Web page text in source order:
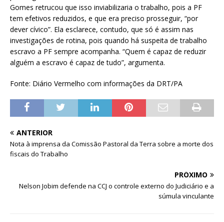
Gomes retrucou que isso inviabilizaria o trabalho, pois a PF
tem efetivos reduzidos, e que era preciso prosseguir, “por
dever cívico”. Ela esclarece, contudo, que só é assim nas
investigações de rotina, pois quando há suspeita de trabalho
escravo a PF sempre acompanha. “Quem é capaz de reduzir
alguém a escravo é capaz de tudo”, argumenta.
Fonte: Diário Vermelho com informações da DRT/PA
ANTERIOR
Nota à imprensa da Comissão Pastoral da Terra sobre a morte dos
fiscais do Trabalho
PRÓXIMO
Nelson Jobim defende na CCJ o controle externo do Judiciário e a
súmula vinculante